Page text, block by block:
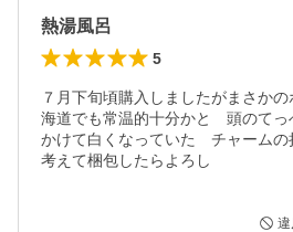
熱湯風呂
5
７月下旬頃購入しましたがまさか
海道でも常温的十分かと　頭のて
かけて白くなっていた　チャーム
考えて梱包したらよろし